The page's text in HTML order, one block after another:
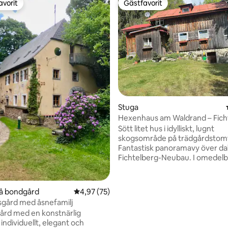
betyg, 46 omdömen
bondgård 4,97 av 5 i genomsnittligt betyg, 75
4,97 (75)
med åsnefamilj
med en konstnärlig
elegant och
Gästfavorit
Gästfavorit
Stuga
Hexenhaus am Waldrand –
Sött litet hus i idylliskt, lugnt
skogsområde på
Fantastisk panoramavy över
Fichtelberg-Neubau. I